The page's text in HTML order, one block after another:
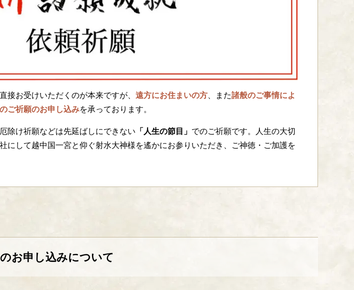
接お受けいただくのが本来ですが、 遠方にお住まいの方、また諸般のご事情によ
ご祈願のお申し込みを承っております。
除け祈願などは先延ばしにできない 「人生の節目」 でのご祈願です。人生の大切
にして越中国一宮と仰ぐ射水大神様を遙かにお参りいただき、ご神徳・ご加護を
お申し込みについて